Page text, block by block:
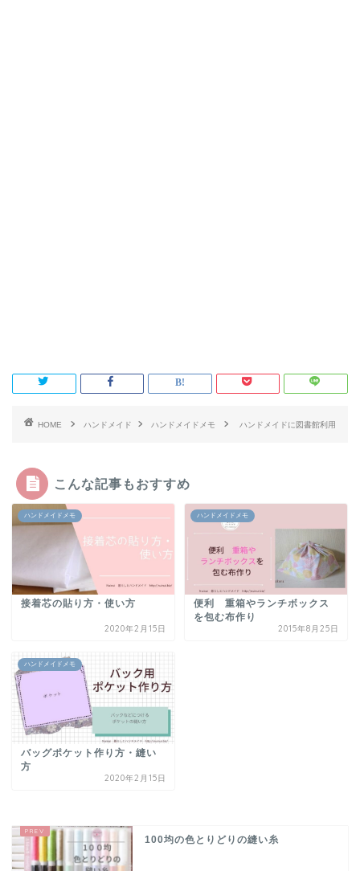
HOME ハンドメイド ハンドメイドメモ ハンドメイドに図書館利用
こんな記事もおすすめ
ハンドメイドメモ
接着芯の貼り方・使い方
2020年2月15日
ハンドメイドメモ
便利 重箱やランチボックス
を包む布作り
2015年8月25日
ハンドメイドメモ
バッグポケット作り方・縫い
方
2020年2月15日
100均の色とりどりの縫い糸